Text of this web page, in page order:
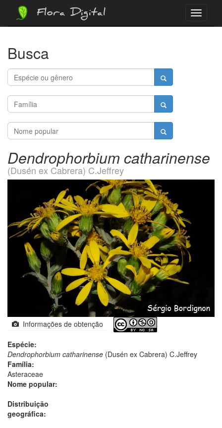
Menu
Flora Digital
Busca
Dendrophorbium catharinense
(Dusén ex Cabrera) C.Jeffrey
Informações de obtenção
Espécie:
Dendrophorbium catharinense (Dusén ex Cabrera) C.Jeffrey
Família:
Asteraceae
Nome popular:
Distribuição
geográfica: